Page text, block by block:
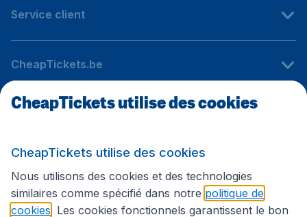
Service client
CheapTickets.be
Sites internationaux
Suivez CheapTickets.be
CheapTickets utilise des cookies
CheapTickets utilise des cookies
Nous utilisons des cookies et des technologies
similaires comme spécifié dans notre politique de
cookies . Les cookies fonctionnels garantissent le bon